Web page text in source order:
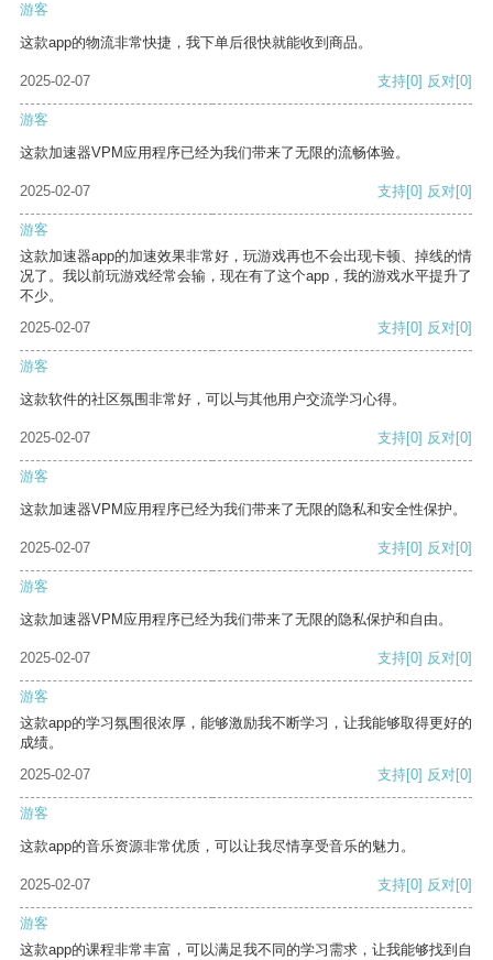
游客
这款app的物流非常快捷，我下单后很快就能收到商品。
2025-02-07 支持[0] 反对[0]
游客
这款加速器VPM应用程序已经为我们带来了无限的流畅体验。
2025-02-07 支持[0] 反对[0]
游客
这款加速器app的加速效果非常好，玩游戏再也不会出现卡顿、掉线的情
况了。我以前玩游戏经常会输，现在有了这个app，我的游戏水平提升了
不少。
2025-02-07
支持[0] 反对[0]
游客
这款软件的社区氛围非常好，可以与其他用户交流学习心得。
2025-02-07 支持[0] 反对[0]
游客
这款加速器VPM应用程序已经为我们带来了无限的隐私和安全性保护。
2025-02-07 支持[0] 反对[0]
游客
这款加速器VPM应用程序已经为我们带来了无限的隐私保护和自由。
2025-02-07 支持[0] 反对[0]
游客
这款app的学习氛围很浓厚，能够激励我不断学习，让我能够取得更好的
成绩。
2025-02-07
支持[0] 反对[0]
游客
这款app的音乐资源非常优质，可以让我尽情享受音乐的魅力。
2025-02-07 支持[0] 反对[0]
游客
这款app的课程非常丰富，可以满足我不同的学习需求，让我能够找到自